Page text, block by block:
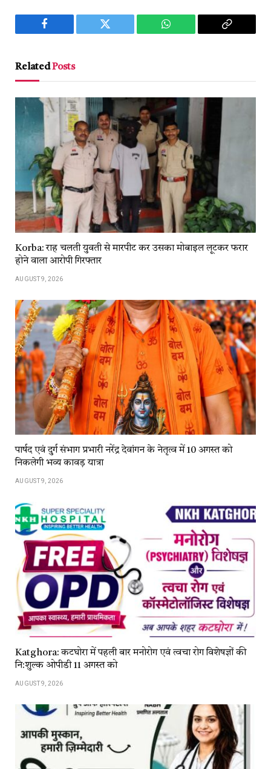
Facebook Twitter WhatsApp
Copy
RelatedPosts
Korba: राह चलती युवती से मारपीट कर उसका मोबाइल लूटकर फरार
होने वाला आरोपी गिरफ्तार
AUGUST 9, 2026
पार्षद एवं दुर्ग संभाग प्रभारी नरेंद्र देवांगन के नेतृत्व में 10 अगस्त को
निकलेगी भव्य कावड़ यात्रा
AUGUST 9, 2026
Katghora: कटघोरा में पहली बार मनोरोग एवं त्वचा रोग विशेषज्ञों की
नि:शुल्क ओपीडी 11 अगस्त को
AUGUST 9, 2026